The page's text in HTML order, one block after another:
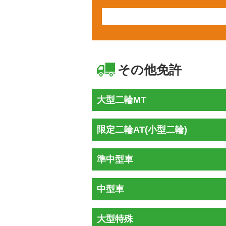
その他免許
大型二輪MT
限定二輪AT(小型二輪)
準中型車
中型車
大型特殊